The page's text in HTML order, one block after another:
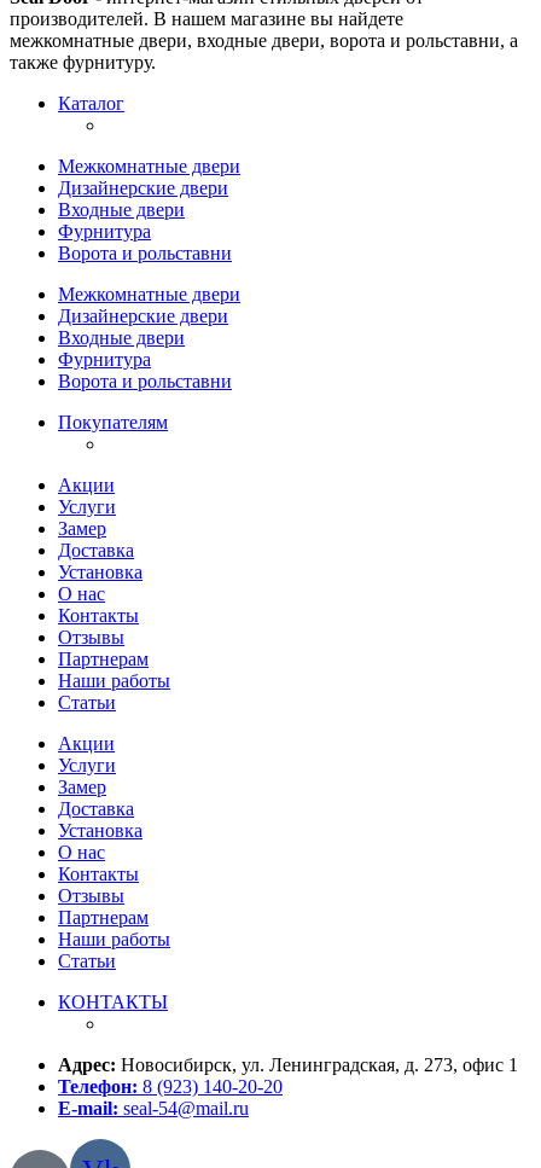
производителей. В нашем магазине вы найдете
межкомнатные двери, входные двери, ворота и рольставни, а
также фурнитуру.
Каталог
Межкомнатные двери
Дизайнерские двери
Входные двери
Фурнитура
Ворота и рольставни
Межкомнатные двери
Дизайнерские двери
Входные двери
Фурнитура
Ворота и рольставни
Покупателям
Акции
Услуги
Замер
Доставка
Установка
О нас
Контакты
Отзывы
Партнерам
Наши работы
Статьи
Акции
Услуги
Замер
Доставка
Установка
О нас
Контакты
Отзывы
Партнерам
Наши работы
Статьи
КОНТАКТЫ
Адрес: Новосибирск, ул. Ленинградская, д. 273, офис 1
Телефон: 8 (923) 140-20-20
E-mail: seal-54@mail.ru